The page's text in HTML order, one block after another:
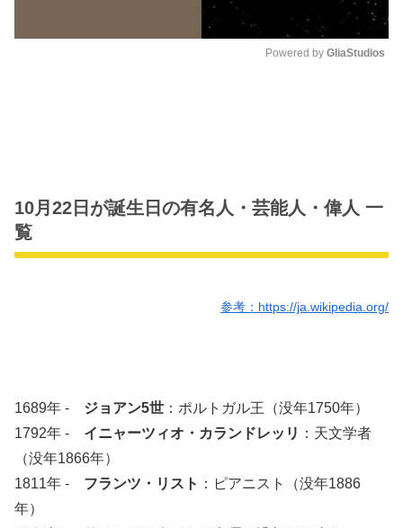
Powered by GliaStudios
10月22日が誕生日の有名人・芸能人・偉人 一
覧
参考：https://ja.wikipedia.org/
1689年 - ジョアン5世 ：ポルトガル王（没年1750年）
1792年 - イニャーツィオ・カランドレッリ ：天文学者
（没年1866年）
1811年 - フランツ・リスト ：ピアニスト（没年1886
年）